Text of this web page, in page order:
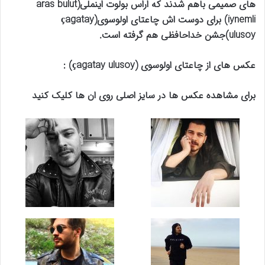
های صمیمی باهم شدند که اراس بولوت اینملی(aras bulut
iynemli) برای دوست اش چاعتای اولوسوی(çagatay
ulusoy)جشن خداحافظی هم گرفته است.
عکس های از چاعتای اولوسوی (çagatay ulusoy) :
برای مشاهده عکس ها در سایز اصلی روی ان ها کلیک کنید